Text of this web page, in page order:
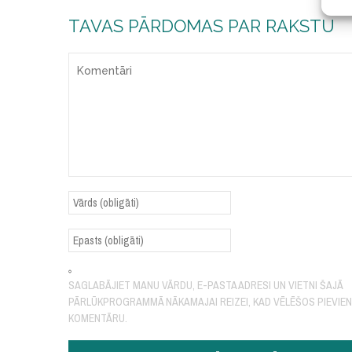
TAVAS PĀRDOMAS PAR RAKSTU
SAGLABĀJIET MANU VĀRDU, E-PASTA ADRESI UN VIETNI ŠAJĀ
PĀRLŪKPROGRAMMĀ NĀKAMAJAI REIZEI, KAD VĒLĒŠOS
KOMENTĀRU.